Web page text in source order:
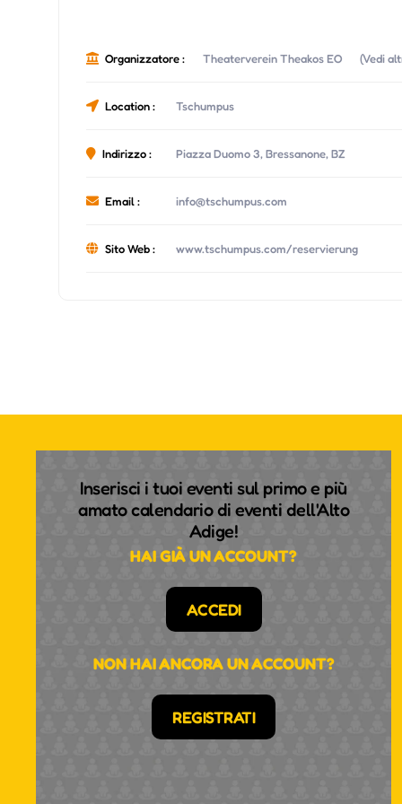
Organizzatore : Theaterverein Theakos EO (Vedi
Location : Tschumpus
Indirizzo : Piazza Duomo 3, Bressanone, BZ
Email : info@tschumpus.com
Sito Web : www.tschumpus.com/reservierung
Inserisci i tuoi eventi sul primo e più
amato calendario di eventi dell'Alto
Adige!
HAI GIÀ UN ACCOUNT?
ACCEDI
NON HAI ANCORA UN ACCOUNT?
REGISTRATI